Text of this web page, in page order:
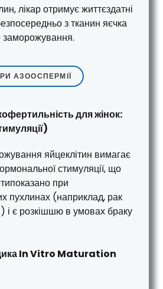
лікар отримує життєздатні
з тканин яєчка
заморожування.
АЗООСПЕРМІЇ
для жінок:
яйцеклітин вимагає
стимуляції, що
при
пухлинах (наприклад, рак
і є розкішшю в умовах браку
In Vitro Maturation